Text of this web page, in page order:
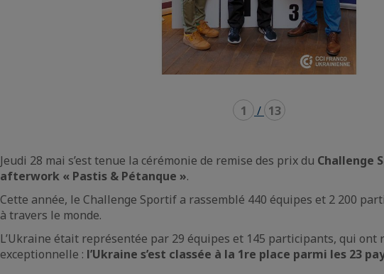
1 / 13
Jeudi 28 mai s’est tenue la cérémonie de remise des prix du Challenge
afterwork « Pastis & Pétanque ».
Cette année, le Challenge Sportif a rassemblé 440 équipes et 2 200
à travers le monde.
L’Ukraine était représentée par 29 équipes et 145 participants, qui ont
exceptionnelle : l’Ukraine s’est classée à la 1re place parmi les 23